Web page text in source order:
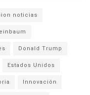
noticias
Donald Trump
Estados Unidos
Innovación